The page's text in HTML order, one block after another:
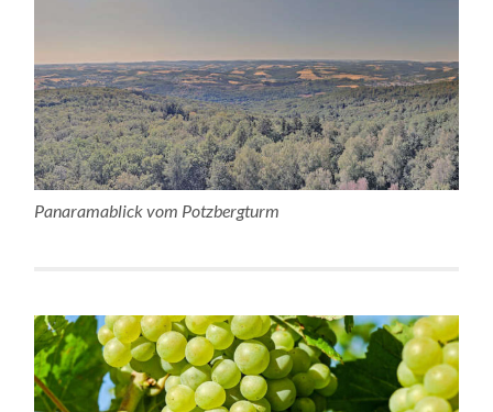
Panaramablick vom Potzbergturm